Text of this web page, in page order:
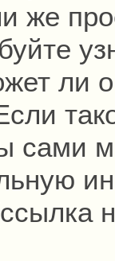
же
ли
сами